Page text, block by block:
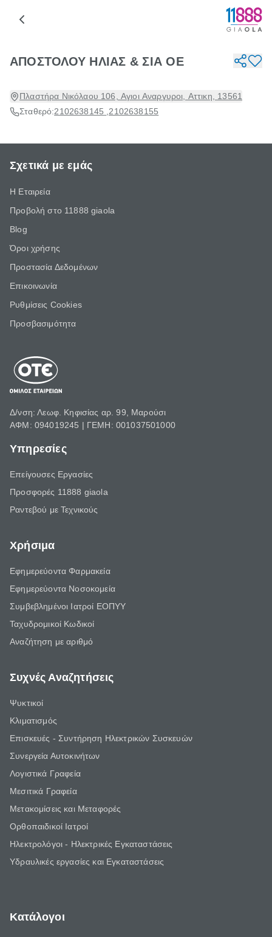
ΑΠΟΣΤΟΛΟΥ ΗΛΙΑΣ & ΣΙΑ ΟΕ
Πλαστήρα Νικόλαου 106, Αγιοι Αναργυροι, Αττικη, 13561
Σταθερό:2102638145 2102638155
Σχετικά με εμάς
Η Εταιρεία
Προβολή στο 11888 giaola
Blog
Όροι χρήσης
Προστασία Δεδομένων
Επικοινωνία
Ρυθμίσεις Cookies
Προσβασιμότητα
Δ/νση: Λεωφ. Κηφισίας αρ. 99, Μαρούσι
ΑΦΜ: 094019245 | ΓΕΜΗ: 001037501000
Υπηρεσίες
Επείγουσες Εργασίες
Προσφορές 11888 giaola
Ραντεβού με Τεχνικούς
Χρήσιμα
Εφημερεύοντα Φαρμακεία
Εφημερεύοντα Νοσοκομεία
Συμβεβλημένοι Ιατροί ΕΟΠΥΥ
Ταχυδρομικοί Κωδικοί
Αναζήτηση με αριθμό
Συχνές Αναζητήσεις
Ψυκτικοί
Κλιματισμός
Επισκευές - Συντήρηση Ηλεκτρικών Συσκευών
Συνεργεία Αυτοκινήτων
Λογιστικά Γραφεία
Μεσιτικά Γραφεία
Μετακομίσεις και Μεταφορές
Ορθοπαιδικοί Ιατροί
Ηλεκτρολόγοι - Ηλεκτρικές Εγκαταστάσεις
Υδραυλικές εργασίες και Εγκαταστάσεις
Κατάλογοι